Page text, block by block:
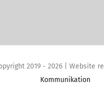
2019 - 2026 | Website
Kommunikation